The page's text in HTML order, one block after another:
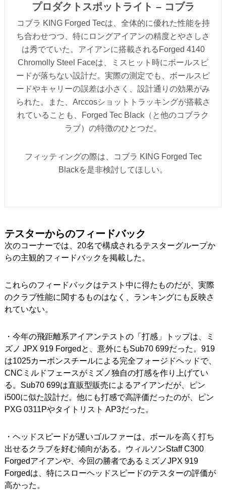
プロダクトスポットライト – コブラ
コブラ KING Forged Tecは、全体的に優れた性能を持
ち合わせつつ、特にロングアイアンの精度とやさしさ
は秀でていた。アイアンに搭載されるForged 4140
Chromolly Steel Faceは、ミスヒット時にボールスピ
ードが落ちない設計だ。実際の測定でも、ボールスピ
ードやキャリーの誤差は小さく、設計通りの効果がみ
られた。また、Arccosショットトラッキングが搭載さ
れていることも、Forged Tec Black（と他のコブラク
ラブ）の特徴のひとつだ。
フィッティングの際は、コブラ KING Forged Tec
Blackを是非検討してほしい。
テスターからのフィードバック
次のコーナーでは、20名で構成されるテスターグループか
らの主観的フィードバックを掲載した。
これらのフィードバックはテスト中に得たものだが、実際
のクラブ性能に関するものはなく、ランキングにも反映さ
れていない。
・今年の飛距離系アイアンテストの「打感」トップは、ミ
ズノ JPX 919 Forgedと、意外にもSub70 699だった。919
は1025カーボンスチールによる完全フォージドヘッドで、
CNCミルドフェースがミズノ独自の打感を作り上げてい
る。Sub70 699は直販型販売によるアイアンだが、ピン
i500に似た設計だ。他にも打感で高評価だったのが、ピン
PXG 0311Pやタイトリスト AP3だった。
・ヘッドスピードが遅いゴルファーは、ボールを高く打ち
出せるクラブを好む傾向がある。ウィルソンStaff C300
Forgedアイアンや、今回の勝者であるミズノJPX 919
Forgedは、特にスローヘッドスピードのテスターの評価が
高かった。